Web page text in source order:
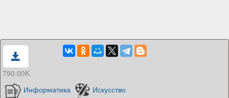
790.00K
Информатика
Искусство